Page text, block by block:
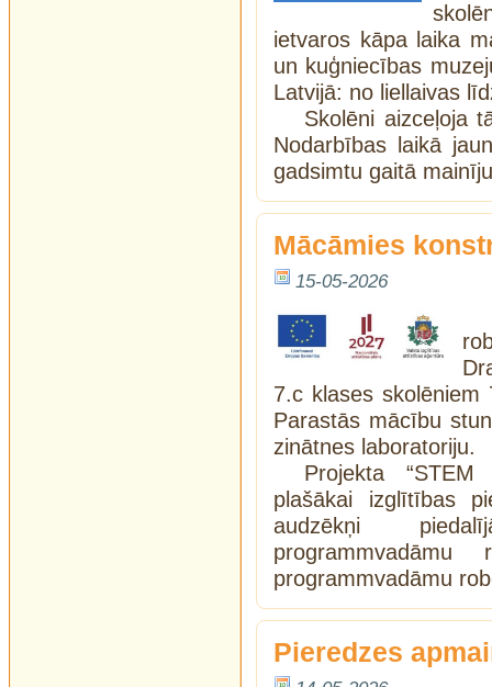
ietvaros kāpa laika
un kuģniecības
Latvijā: no liellaivas
Skolēni aizceļoja
Nodarbības laikā
gadsimtu gaitā
Mācāmies
15-05-2026
7.c klases
Parastās mācību
zinātnes laboratoriju.
Projekta
plašākai izglītības
audzēkņi
programmvadāmu
Pieredzes